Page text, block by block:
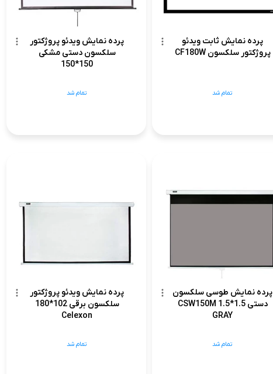
پرده نمایش ثابت ویدئو
پروژکتور سلکسون CF180W
تمام شد
پرده نمایش ویدئو پروژکتور
سلکسون دستی مشکی
150*150
تمام شد
پرده نمایش طوسی سلکسون
دستی 1.5*1.5 CSW150M
GRAY
تمام شد
پرده نمایش ویدئو پروژکتور
سلکسون برقی 102*180
Celexon
تمام شد